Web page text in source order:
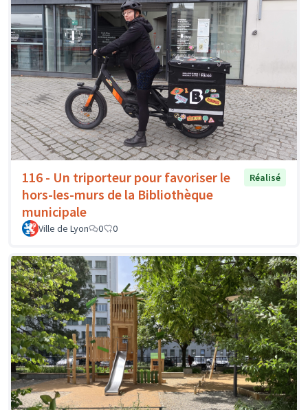
116 - Un triporteur pour favoriser le
hors-les-murs de la Bibliothèque
municipale
Réalisé
Ville de Lyon 0 0